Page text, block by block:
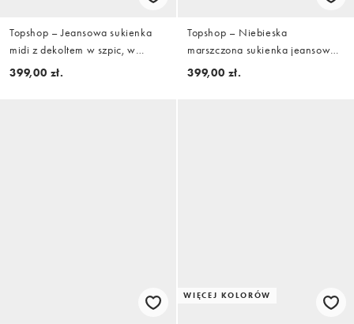
Topshop – Jeansowa sukienka
midi z dekoltem w szpic, w
kolorze złamanej bieli
399,00 zł.
Topshop – Niebieska
marszczona sukienka jeansowa
maxi
399,00 zł.
WIĘCEJ KOLORÓW